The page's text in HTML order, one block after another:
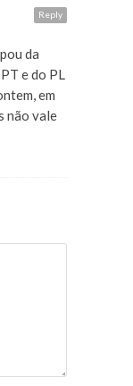
Reply
da
e do PL
em
não vale